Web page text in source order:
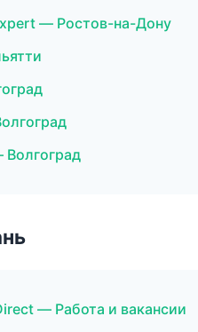
— Ростов-на-Дону
— Работа и вакансии